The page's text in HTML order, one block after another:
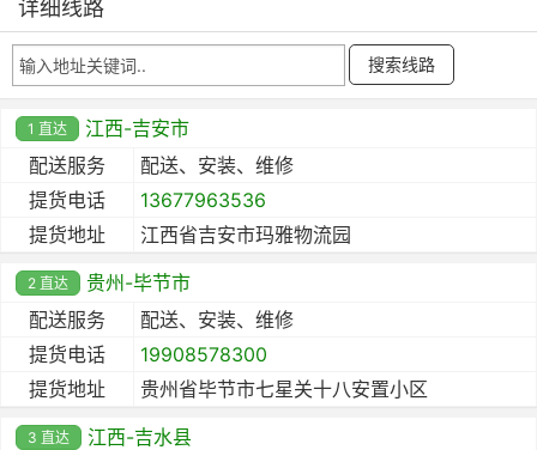
详细线路
1 直达
江西-吉安市
配送服务
配送、安装、维修
提货电话
13677963536
提货地址
江西省吉安市玛雅物流园
2 直达
贵州-毕节市
配送服务
配送、安装、维修
提货电话
19908578300
提货地址
贵州省毕节市七星关十八安置小区
3 直达
江西-吉水县